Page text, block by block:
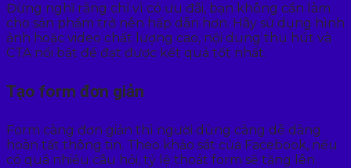
Đừng nghĩ rằng chỉ vì có ưu đãi, bạn không cần làm
cho sản phẩm trở nên hấp dẫn hơn. Hãy sử dụng hình
ảnh hoặc video chất lượng cao, nội dung thu hút và
CTA nổi bật để đạt được kết quả tốt nhất.
Tạo form đơn giản
Form càng đơn giản thì người dùng càng dễ dàng
hoàn tất thông tin. Theo khảo sát của Facebook, nếu
có quá nhiều câu hỏi, tỷ lệ thoát form sẽ tăng lên.